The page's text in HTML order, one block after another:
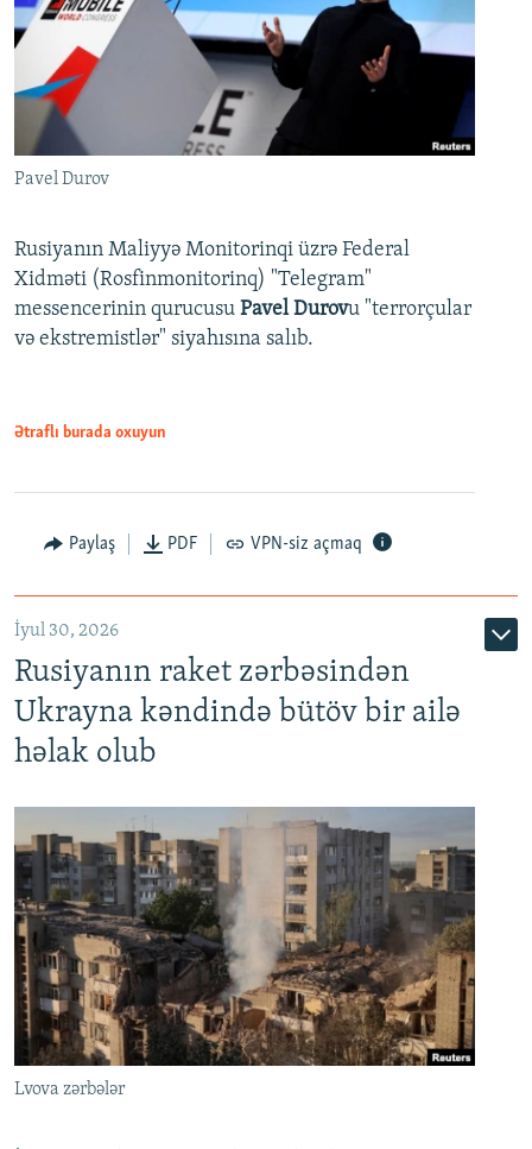
Pavel Durov
Rusiyanın Maliyyə Monitorinqi üzrə Federal
Xidməti (Rosfinmonitorinq) "Telegram"
messencerinin qurucusu Pavel Durovu "terrorçular
və ekstremistlər" siyahısına salıb.
Ətraflı burada oxuyun
Paylaş PDF VPN-siz açmaq
İyul 30, 2026
Rusiyanın raket zərbəsindən
Ukrayna kəndində bütöv bir ailə
həlak olub
Lvova zərbələr